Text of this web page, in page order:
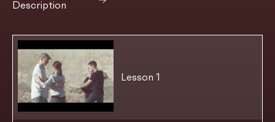
Description
Lesson 1